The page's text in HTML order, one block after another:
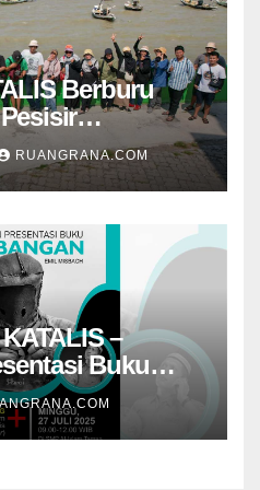
Berburu
RUANGRANA.COM
–
Buku